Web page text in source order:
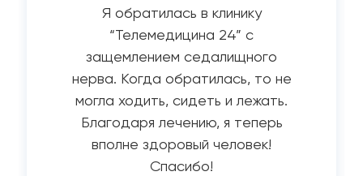
Я обратилась в клинику
“Телемедицина 24” с
защемлением седалищного
нерва. Когда обратилась, то не
могла ходить, сидеть и лежать.
Благодаря лечению, я теперь
вполне здоровый человек!
Спасибо!